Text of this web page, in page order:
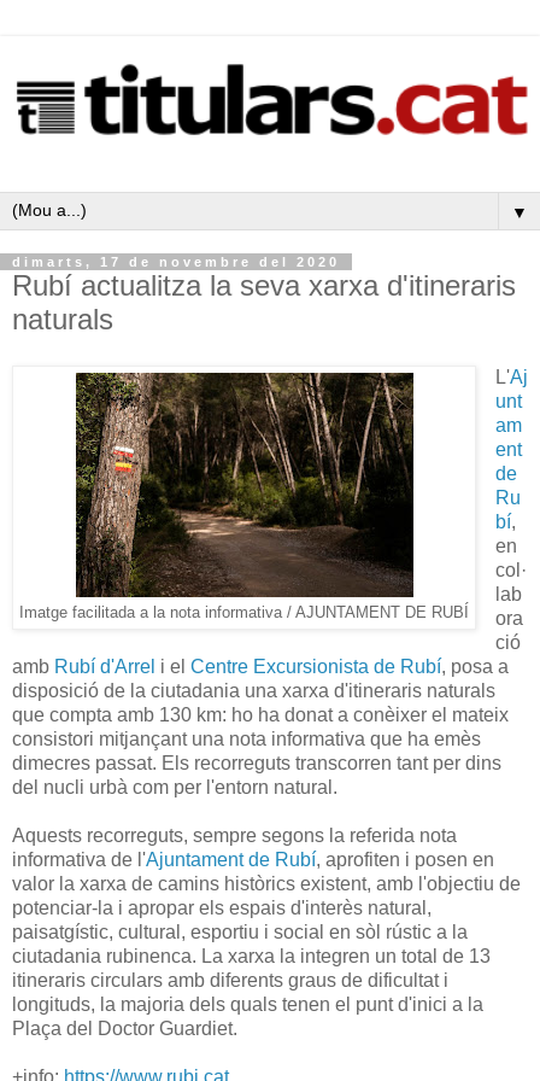
▼
dimarts, 17 de novembre del 2020
Rubí actualitza la seva xarxa d'itineraris
naturals
Imatge facilitada a la nota informativa / AJUNTAMENT DE RUBÍ
L'Aj
unt
am
ent
de
Ru
bí,
en
col·
lab
ora
ció
amb Rubí d'Arrel i el Centre Excursionista de Rubí, posa a
disposició de la ciutadania una xarxa d'itineraris naturals
que compta amb 130 km: ho ha donat a conèixer el mateix
consistori mitjançant una nota informativa que ha emès
dimecres passat. Els recorreguts transcorren tant per dins
del nucli urbà com per l'entorn natural.
Aquests recorreguts, sempre segons la referida nota
informativa de l'Ajuntament de Rubí, aprofiten i posen en
valor la xarxa de camins històrics existent, amb l'objectiu de
potenciar-la i apropar els espais d'interès natural,
paisatgístic, cultural, esportiu i social en sòl rústic a la
ciutadania rubinenca. La xarxa la integren un total de 13
itineraris circulars amb diferents graus de dificultat i
longituds, la majoria dels quals tenen el punt d'inici a la
Plaça del Doctor Guardiet.
+info: https://www.rubi.cat